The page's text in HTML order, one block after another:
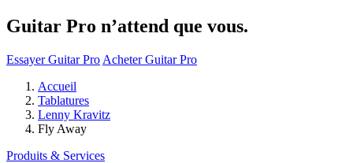
Guitar Pro n’attend que vous.
Essayer Guitar Pro Acheter Guitar Pro
Accueil
Tablatures
Lenny Kravitz
Fly Away
Produits & Services